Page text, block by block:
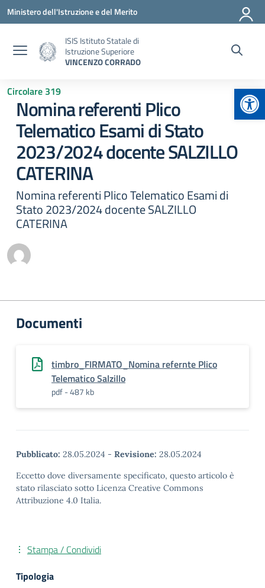
Vai ai contenuti
Vai al menu di navigazione
Vai al footer
Ministero dell'Istruzione e del Merito
ISIS Istituto Statale di
Istruzione Superiore
VINCENZO CORRADO
Circolare 319
Nomina referenti Plico
Telematico Esami di Stato
2023/2024 docente SALZILLO
CATERINA
Nomina referenti Plico Telematico Esami di
Stato 2023/2024 docente SALZILLO
CATERINA
Documenti
timbro_FIRMATO_Nomina refernte Plico
Telematico Salzillo
pdf - 487 kb
Pubblicato: 28.05.2024 - Revisione: 28.05.2024
Eccetto dove diversamente specificato, questo articolo è
stato rilasciato sotto Licenza Creative Commons
Attribuzione 4.0 Italia.
Stampa / Condividi
Tipologia